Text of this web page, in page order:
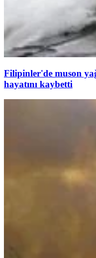
Filipinler'de muson
hayatını kaybetti